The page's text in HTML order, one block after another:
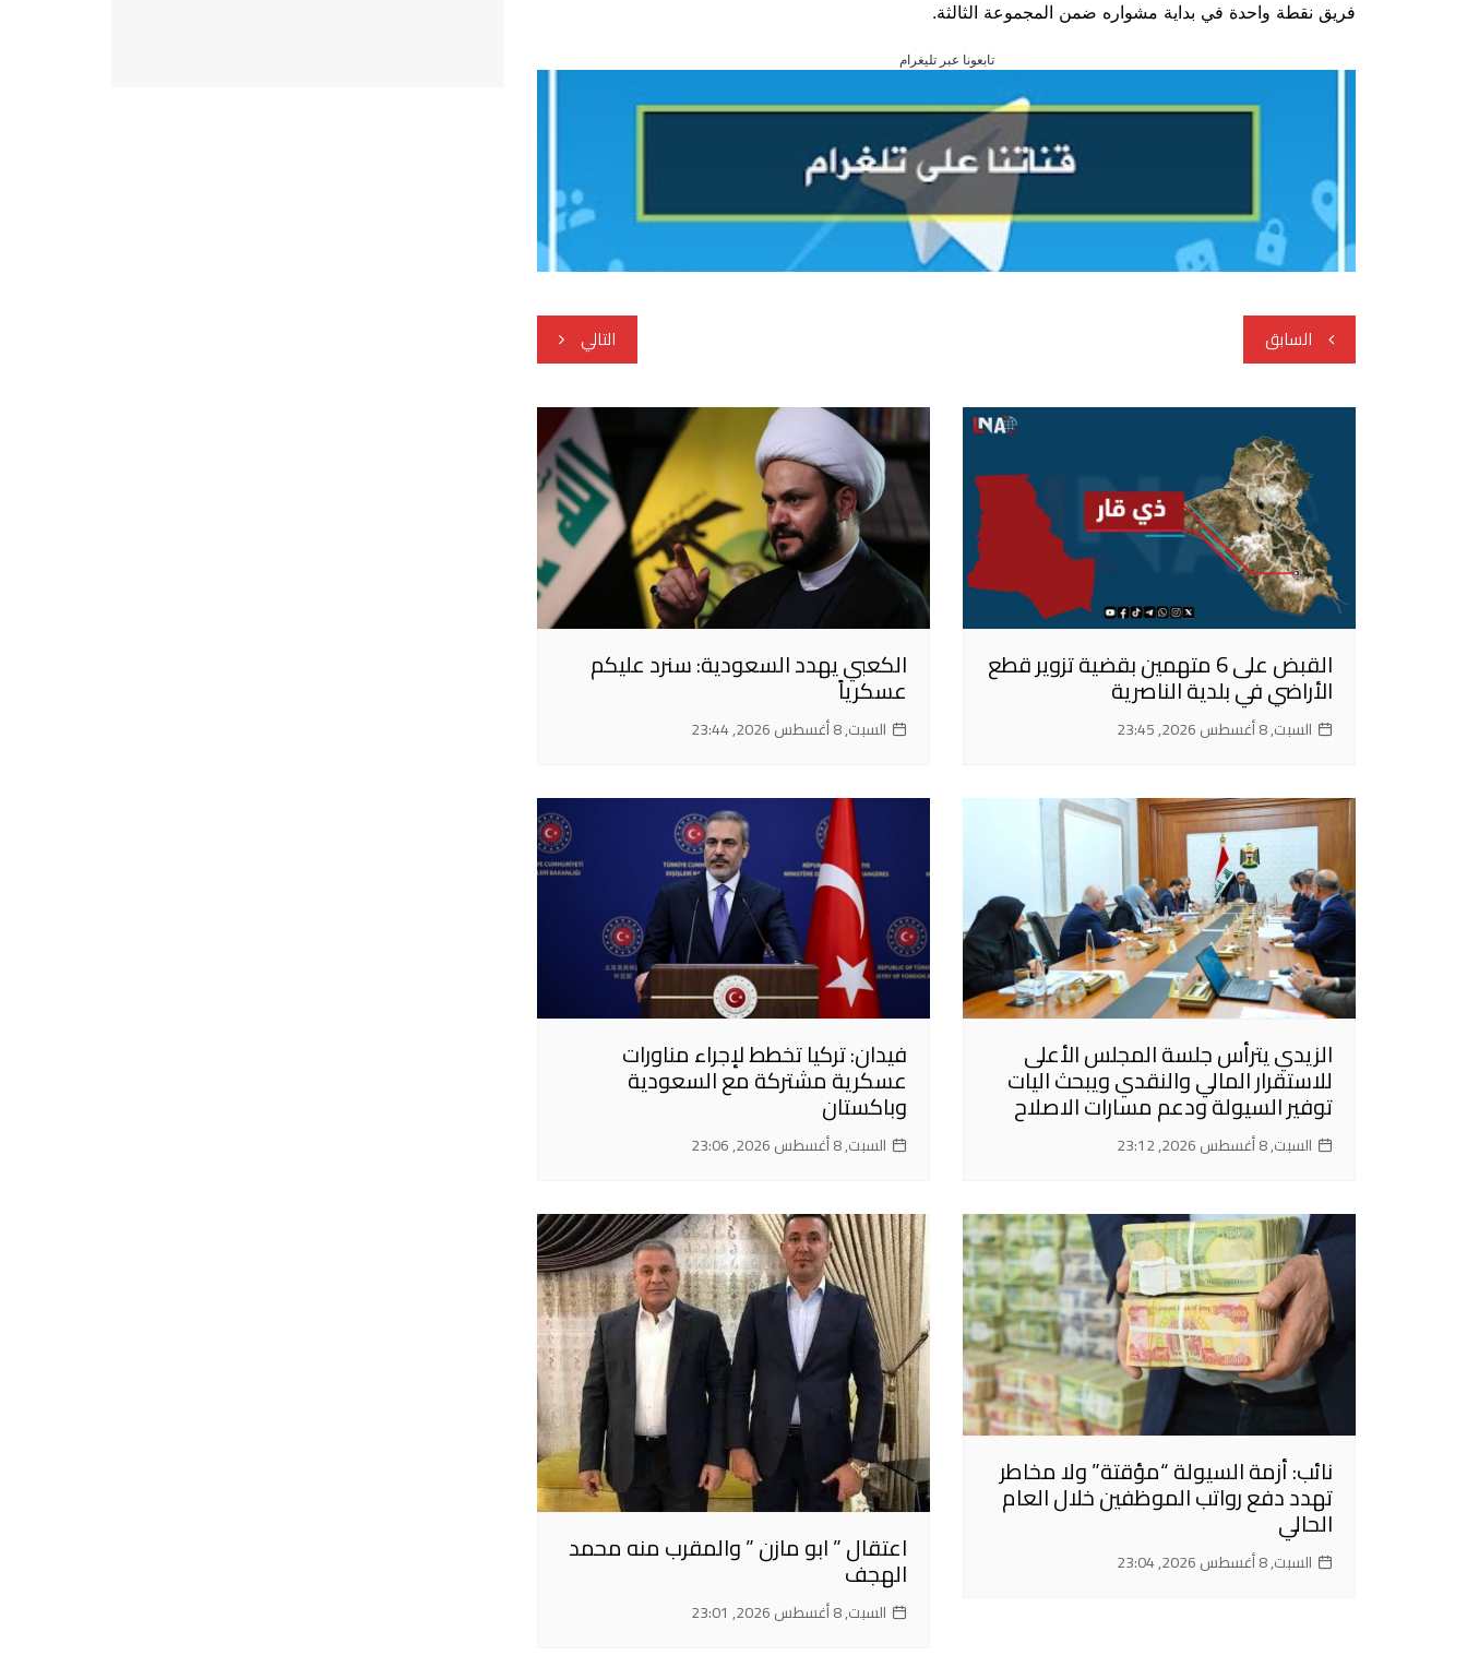
فريق نقطة واحدة في بداية مشواره ضمن المجموعة الثالثة.
تابعونا عبر تليغرام
تصفّح
المقالات
السابق التالي
القبض على 6 متهمين بقضية تزوير قطع
الأراضي في بلدية الناصرية
السبت, 8 أغسطس 2026, 23:45
الكعبي يهدد السعودية: سنرد عليكم
عسكرياً
السبت, 8 أغسطس 2026, 23:44
الزيدي يترأس جلسة المجلس الأعلى
للاستقرار المالي والنقدي ويبحث اليات
توفير السيولة ودعم مسارات الاصلاح
السبت, 8 أغسطس 2026, 23:12
فيدان: تركيا تخطط لإجراء مناورات
عسكرية مشتركة مع السعودية
وباكستان
السبت, 8 أغسطس 2026, 23:06
نائب: أزمة السيولة “مؤقتة” ولا مخاطر
تهدد دفع رواتب الموظفين خلال العام
الحالي
السبت, 8 أغسطس 2026, 23:04 اعتقال ” ابو مازن ” والمقرب منه محمد
الهجف
السبت, 8 أغسطس 2026, 23:01